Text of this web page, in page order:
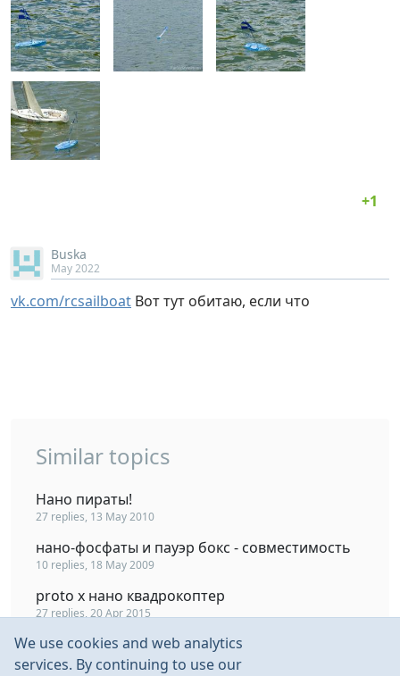
Buska
May 2022
vk.com/rcsailboat Вот тут обитаю, если что
Similar topics
Нано пираты!
27 replies, 13 May 2010
нано-фосфаты и пауэр бокс - совместимость
10 replies, 18 May 2009
proto x нано квадрокоптер
27 replies, 20 Apr 2015
DIY электроника для мини и нано дронов.
64 replies, 18 Feb 2018
We use cookies and web analytics
services. By continuing to use our